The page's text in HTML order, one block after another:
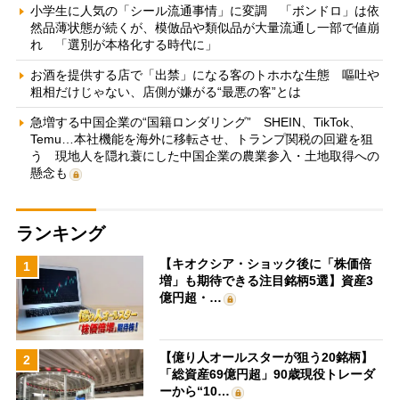
小学生に人気の「シール流通事情」に変調 「ボンドロ」は依
然品薄状態が続くが、模倣品や類似品が大量流通し一部で値崩
れ 「選別が本格化する時代に」
お酒を提供する店で「出禁」になる客のトホホな生態 嘔吐や
粗相だけじゃない、店側が嫌がる“最悪の客”とは
急増する中国企業の“国籍ロンダリング” SHEIN、TikTok、
Temu…本社機能を海外に移転させ、トランプ関税の回避を狙
う 現地人を隠れ蓑にした中国企業の農業参入・土地取得への
懸念も
ランキング
1
【キオクシア・ショック後に「株価倍
増」も期待できる注目銘柄5選】資産3
億円超・…
2
【億り人オールスターが狙う20銘柄】
「総資産69億円超」90歳現役トレーダ
ーから“10…